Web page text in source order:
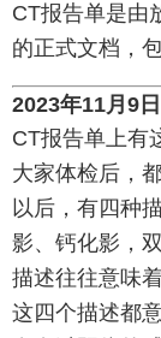
CT报告单是由
的正式文档，
2023年11月9日
CT报告单上有
大家体检后，
以后，有四种
影、钙化影，
描述往往意味
这四个描述都